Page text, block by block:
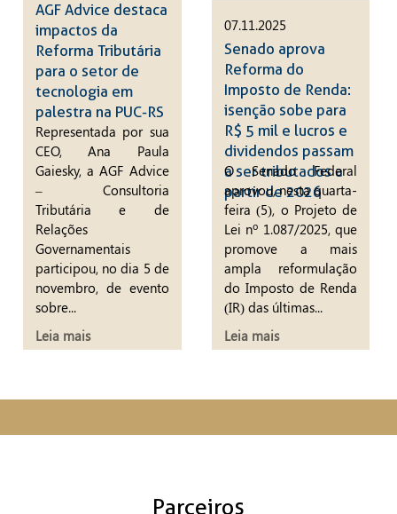
AGF Advice destaca
impactos da
Reforma Tributária
para o setor de
tecnologia em
palestra na PUC-RS
Representada por sua
CEO, Ana Paula
Gaiesky, a AGF Advice
– Consultoria
Tributária e de
Relações
Governamentais
participou, no dia 5 de
novembro, de evento
sobre...
Leia mais
07.11.2025
Senado aprova
Reforma do
Imposto de Renda:
isenção sobe para
R$ 5 mil e lucros e
dividendos passam
a ser tributados a
partir de 2026
O Senado Federal
aprovou, nesta quarta-
feira (5), o Projeto de
Lei nº 1.087/2025, que
promove a mais
ampla reformulação
do Imposto de Renda
(IR) das últimas...
Leia mais
Parceiros